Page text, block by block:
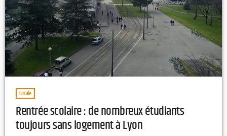
Locale
Rentrée scolaire : de nombreux étudiants
toujours sans logement à Lyon